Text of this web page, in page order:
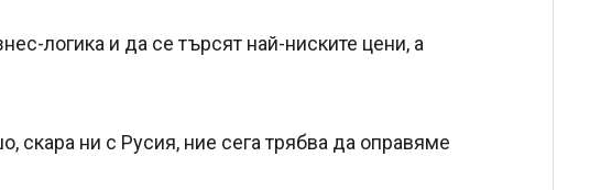
логика и да се търсят най-ниските цени, а
скара ни с Русия, ние сега трябва да оправяме